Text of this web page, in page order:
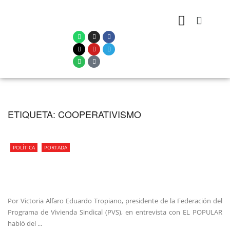
ETIQUETA: COOPERATIVISMO
POLÍTICA PORTADA
Por Victoria Alfaro Eduardo Tropiano, presidente de la Federación del
Programa de Vivienda Sindical (PVS), en entrevista con EL POPULAR
habló del ...